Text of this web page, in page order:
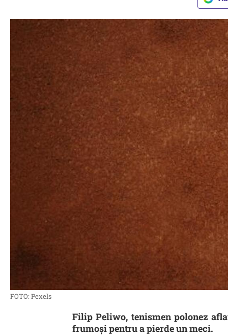
FOTO: Pexels
Filip Peliwo, tenismen polonez
frumoşi pentru a pierde un meci.